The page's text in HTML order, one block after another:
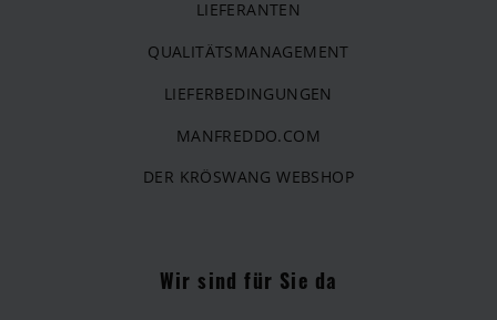
LIEFERANTEN
QUALITÄTSMANAGEMENT
LIEFERBEDINGUNGEN
MANFREDDO.COM
DER KRÖSWANG WEBSHOP
Wir sind für Sie da